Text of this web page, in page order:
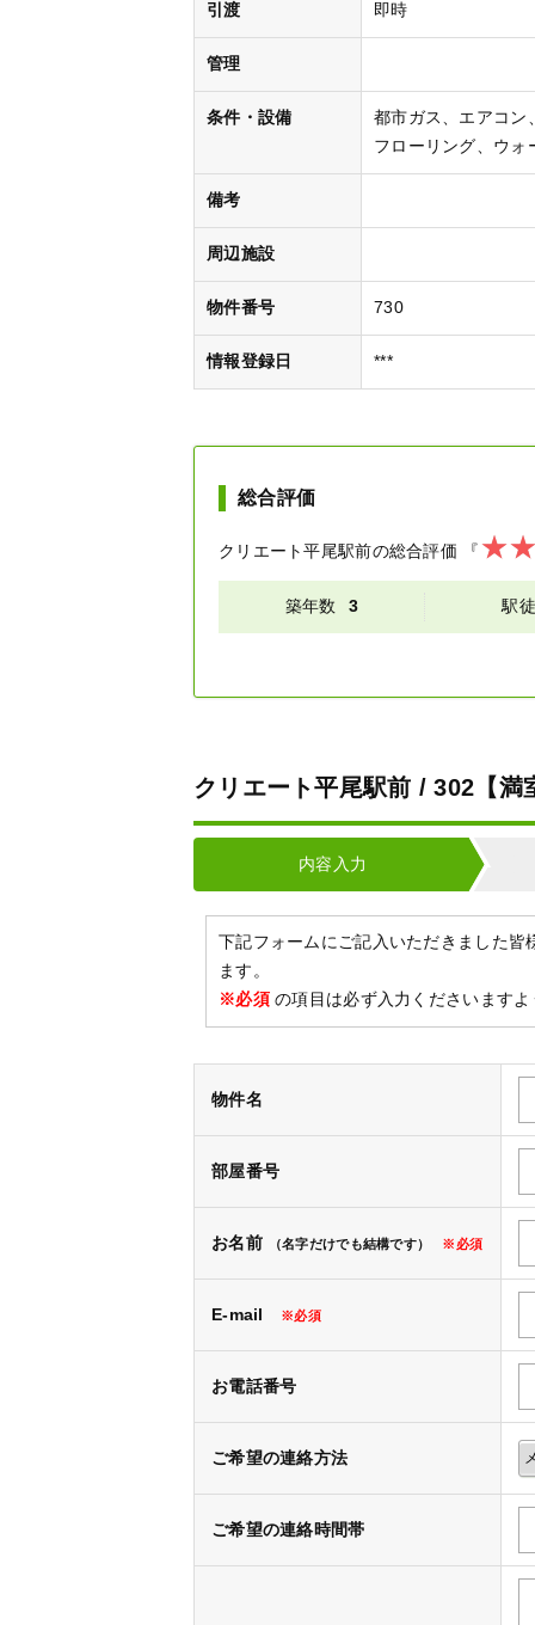
引渡 即時
管理
条件・設備 都市ガス
エアコン
フローリング
ウォ
備考
周辺施設
物件番号 730
情報登録日 ***
総合評価
クリエート平尾駅前の総合評価 『
築年数 3 駅
クリエート平尾駅前 / 302【満
内容入力
下記フォームにご記入いただきました皆
ます。
※必須の項目は必ず入力くださいます
物件名
部屋番号
お名前 （名字だけでも結構です） ※必須
E-mail ※必須
お電話番号
ご希望の連絡方法
ご希望の連絡時間帯